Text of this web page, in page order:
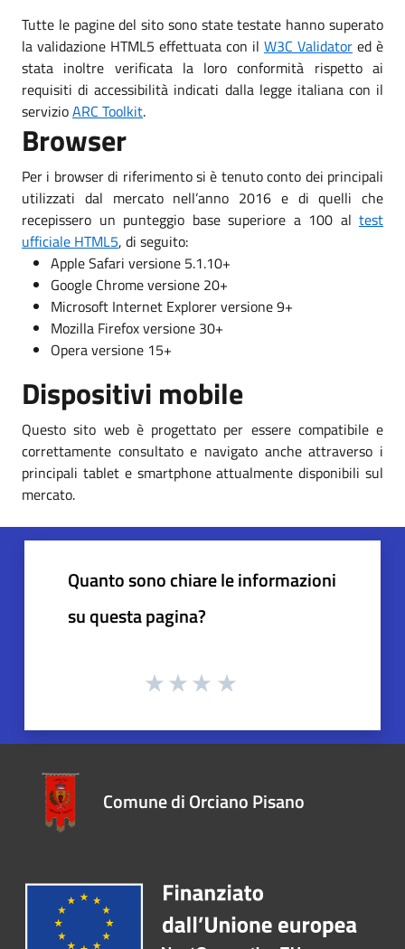
Tutte le pagine del sito sono state testate hanno superato
la validazione HTML5 effettuata con il W3C Validator ed è
stata inoltre verificata la loro conformità rispetto ai
requisiti di accessibilità indicati dalla legge italiana con il
servizioARC Toolkit.
Browser
Per i browser di riferimento si è tenuto conto dei principali
utilizzati dal mercato nell’anno 2016 e di quelli che
recepissero un punteggio base superiore a 100 al test
ufficiale HTML5, di seguito:
Apple Safari versione 5.1.10+
Google Chrome versione 20+
Microsoft Internet Explorer versione 9+
Mozilla Firefox versione 30+
Opera versione 15+
Dispositivi mobile
Questo sito web è progettato per essere compatibile e
correttamente consultato e navigato anche attraverso i
principali tablet e smartphone attualmente disponibili sul
mercato.
Quanto sono chiare le informazioni
su questa pagina?
Comune di Orciano Pisano